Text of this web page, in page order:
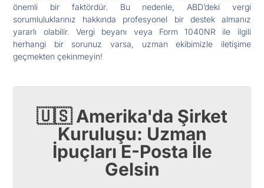
önemli bir faktördür. Bu nedenle, ABD’deki vergi
sorumluluklarınız hakkında profesyonel bir destek almanız
yararlı olabilir. Vergi beyanı veya Form 1040NR ile ilgili
herhangi bir sorunuz varsa, uzman ekibimizle iletişime
geçmekten çekinmeyin!
🇺🇸 Amerika'da Şirket
Kuruluşu: Uzman
İpuçları E-Posta İle
Gelsin